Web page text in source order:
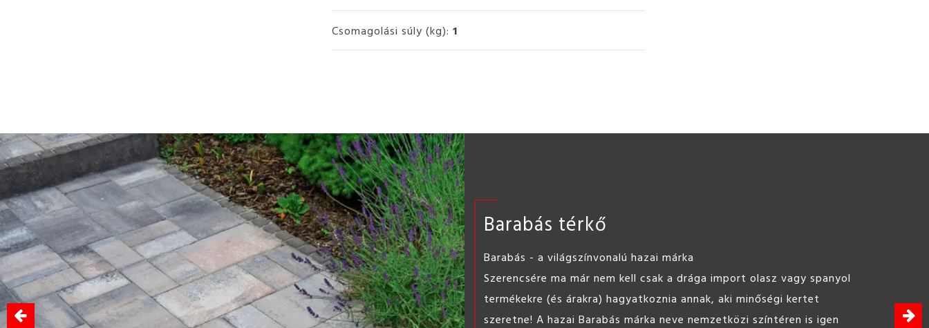
Csomagolási súly (kg):1
Barabás térkő
Barabás - a világszínvonalú hazai márka
Szerencsére ma már nem kell csak a drága import olasz vagy spanyol
termékekre (és árakra) hagyatkoznia annak, aki minőségi kertet
szeretne! A hazai Barabás márka neve nemzetközi színtéren is igen